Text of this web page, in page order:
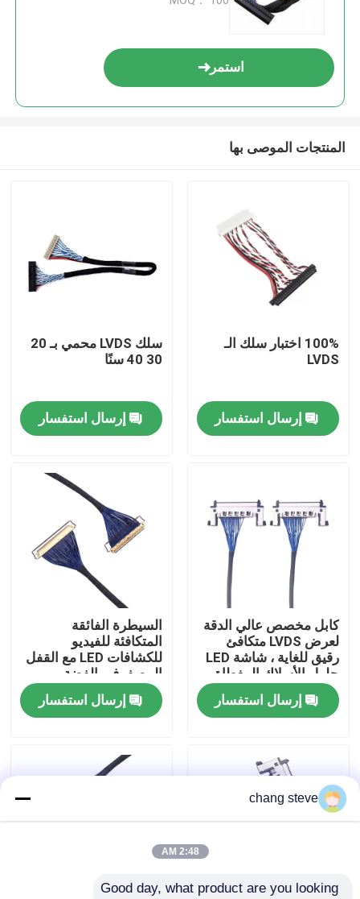
منزل
حول بنا
جولة في المعمل
ضبط الجودة
اتصل بنا
تسخير الأسلاك
كابلات LVDS
استمر
المنتجات الموصى بها
100% اختبار سلك الـ
LVDS
إرسال استفسار
سلك LVDS محمي بـ 20
30 40 سنًا
إرسال استفسار
كابل مخصص عالي الدقة
لعرض LVDS متكافئ
رقيق للغاية ، شاشة LED
حلول الأسلاك المغطاة
بالفضة
إرسال استفسار
السيطرة الفائقة
المتكافئة للفيديو
للكشافات LED مع القفل
المصفوف بالفضة ،
المصنعين الموثوق بهم
إرسال استفسار
chang steve
2:48 AM
Good day, what product are you looking